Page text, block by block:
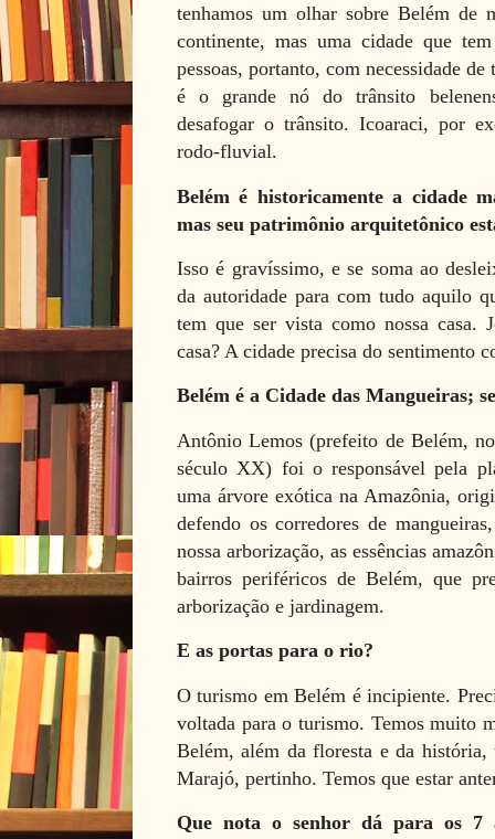
tenhamos um olhar sobre Belém de
continente, mas uma cidade que
pessoas, portanto, com necessidade
é o grande nó do trânsito
desafogar o trânsito. Icoaraci, por
rodo-fluvial.
Belém é historicamente a cidade
mas seu patrimônio arquitetônico
Isso é gravíssimo, e se soma ao
da autoridade para com tudo aquilo
tem que ser vista como nossa casa.
casa? A cidade precisa do sentimento
Belém é a Cidade das Mangueiras;
Antônio Lemos (prefeito de Belém,
século XX) foi o responsável pela
uma árvore exótica na Amazônia,
defendo os corredores de
nossa arborização, as essências
bairros periféricos de Belém, que
arborização e jardinagem.
E as portas para o rio?
O turismo em Belém é incipiente.
voltada para o turismo. Temos muito
Belém, além da floresta e da
Marajó, pertinho. Temos que estar
Que nota o senhor dá para os 7